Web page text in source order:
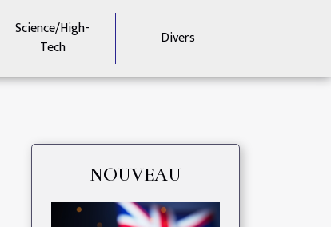
Science/High-
Tech
Divers
NOUVEAU